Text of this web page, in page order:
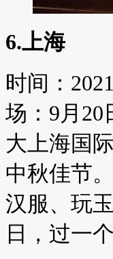
6.上海
时间：
场：9月20
大上海国
中秋佳节
汉服、玩
日，过一